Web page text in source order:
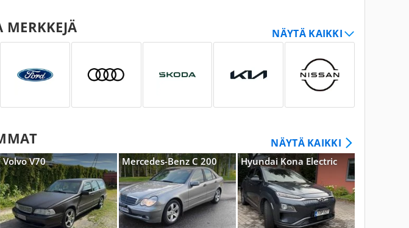
MERKKEJÄ
NÄYTÄ KAIKKI
Volvo V70 Mercedes-Benz C 200 Hyundai Kona Electric